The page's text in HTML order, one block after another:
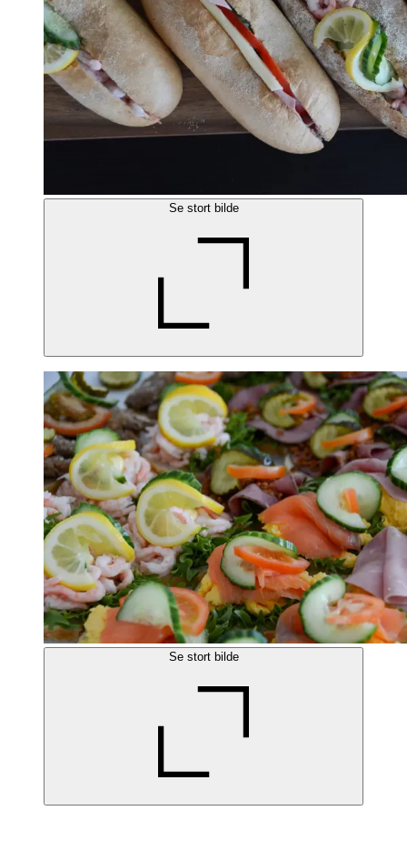
Se stort bilde
Se stort bilde